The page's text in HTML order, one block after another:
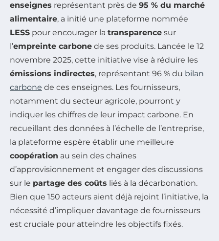
enseignes représentant près de 95 % du marché
alimentaire, a initié une plateforme nommée
LESS pour encourager la transparence sur
l’empreinte carbone de ses produits. Lancée le 12
novembre 2025, cette initiative vise à réduire les
émissions indirectes, représentant 96 % du bilan
carbone de ces enseignes. Les fournisseurs,
notamment du secteur agricole, pourront y
indiquer les chiffres de leur impact carbone. En
recueillant des données à l’échelle de l’entreprise,
la plateforme espère établir une meilleure
coopération au sein des chaînes
d’approvisionnement et engager des discussions
sur le partage des coûts liés à la décarbonation.
Bien que 150 acteurs aient déjà rejoint l’initiative, la
nécessité d’impliquer davantage de fournisseurs
est cruciale pour atteindre les objectifs fixés.